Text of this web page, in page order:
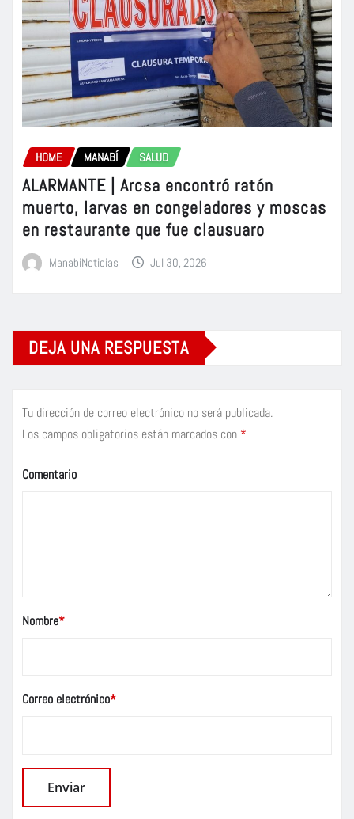
HOME MANABÍ SALUD
ALARMANTE | Arcsa encontró ratón
muerto, larvas en congeladores y moscas
en restaurante que fue clausuaro
ManabiNoticias Jul 30, 2026
DEJA UNA RESPUESTA
Tu dirección de correo electrónico no será publicada.
Los campos obligatorios están marcados con *
Comentario
Nombre*
Correo electrónico*